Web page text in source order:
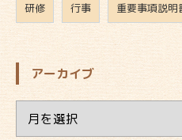
研修 行事 重要事項説明
アーカイブ